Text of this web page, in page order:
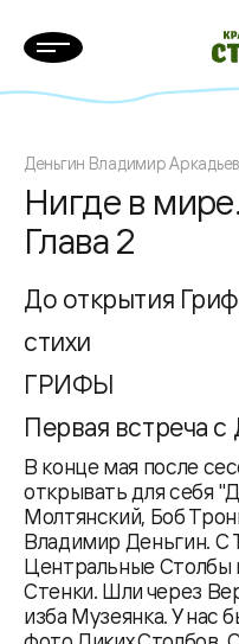
Деньгин Владимир
Нигде в
Глава 2
До открытия
стихи
ГРИФЫ
Первая встреча
В конце мая после
открывать для себя
Молтянский, Боб
Владимир Деньгин. С
Центральные
Стенки. Шли через
изба Музеянка. У нас